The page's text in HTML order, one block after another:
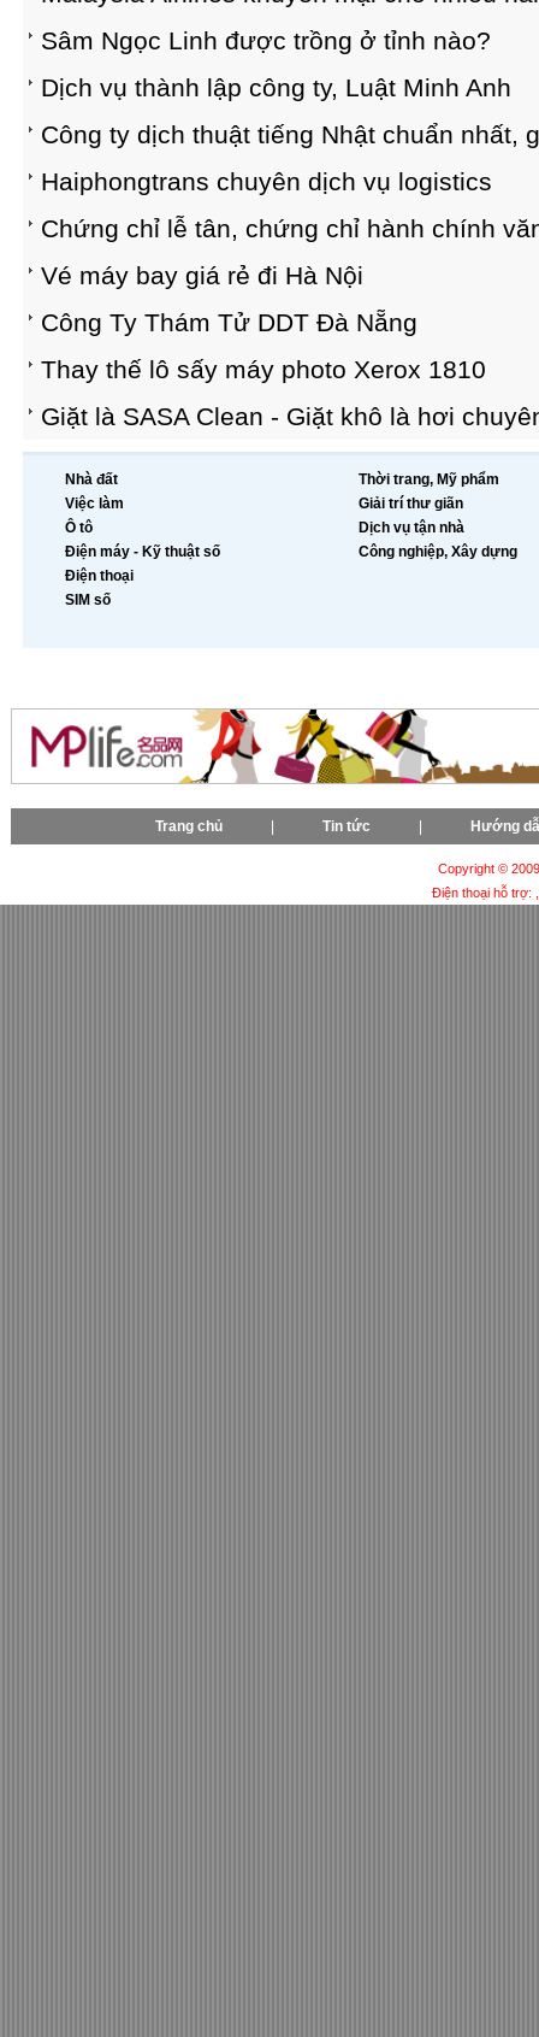
Sâm Ngọc Linh được trồng ở tỉnh nào?
Dịch vụ thành lập công ty, Luật Minh Anh
Công ty dịch thuật tiếng Nhật chuẩn nhất,
Haiphongtrans chuyên dịch vụ logistics
Chứng chỉ lễ tân, chứng chỉ hành chính
Vé máy bay giá rẻ đi Hà Nội
Công Ty Thám Tử DDT Đà Nẵng
Thay thế lô sấy máy photo Xerox 1810
Giặt là SASA Clean - Giặt khô là hơi
Nhà đất
Việc làm
Ô tô
Điện máy - Kỹ thuật số
Điện thoại
SIM số
Thời trang, Mỹ phẩm
Giải trí thư giãn
Dịch vụ tận nhà
Công nghiệp, Xây dựng
Trang chủ Tin tức Hướng
Copyright ©
Điện thoại hỗ trợ: